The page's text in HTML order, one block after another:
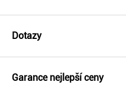
Dotazy
Garance nejlepší ceny